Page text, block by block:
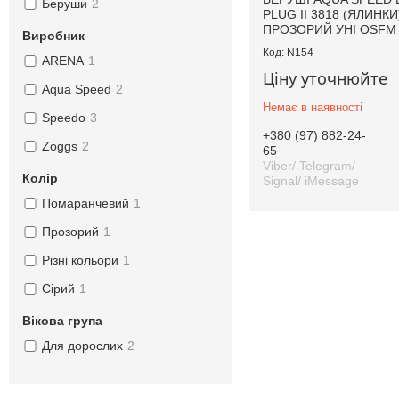
PLUG II 3818
ПРОЗОРИЙ УНІ OSFM
N154
Ціну уточнюйте
Немає в наявності
+380 (97) 882-24-
65
Viber/ Telegram/
Signal/ iMessage
Беруши 2
Виробник
ARENA 1
Aqua Speed 2
Speedo 3
Zoggs 2
Колір
Помаранчевий 1
Прозорий 1
Різні кольори 1
Сірий 1
Вікова група
Для дорослих 2